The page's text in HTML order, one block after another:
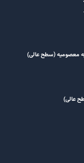
معصومیه‌ (سطح عالی)
عالی)